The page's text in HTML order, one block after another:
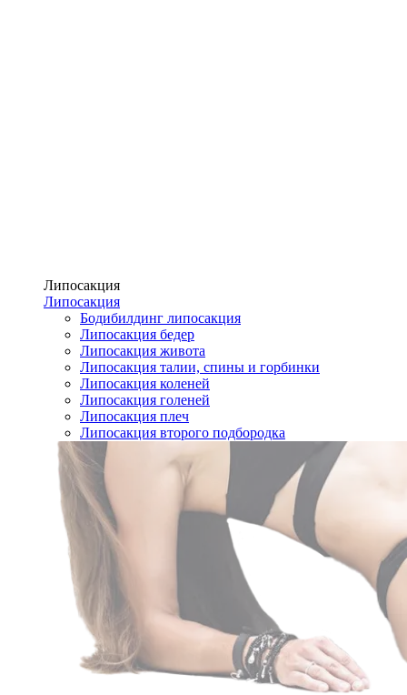
Липосакция
Липосакция
Бодибилдинг липосакция
Липосакция бедер
Липосакция живота
Липосакция талии, спины и горбинки
Липосакция коленей
Липосакция голеней
Липосакция плеч
Липосакция второго подбородка